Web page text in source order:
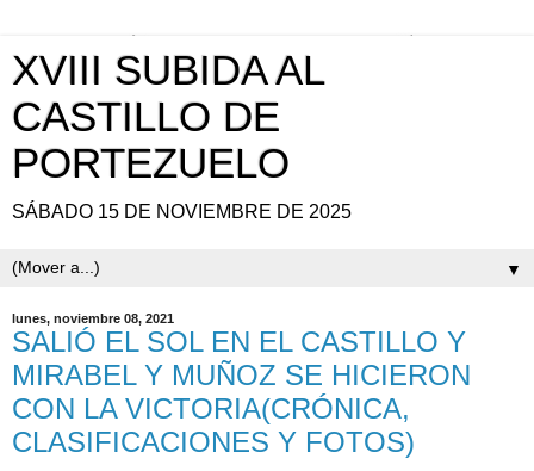
XVIII SUBIDA AL
CASTILLO DE
PORTEZUELO
SÁBADO 15 DE NOVIEMBRE DE 2025
▼
lunes, noviembre 08, 2021
SALIÓ EL SOL EN EL CASTILLO Y
MIRABEL Y MUÑOZ SE HICIERON
CON LA VICTORIA(CRÓNICA,
CLASIFICACIONES Y FOTOS)